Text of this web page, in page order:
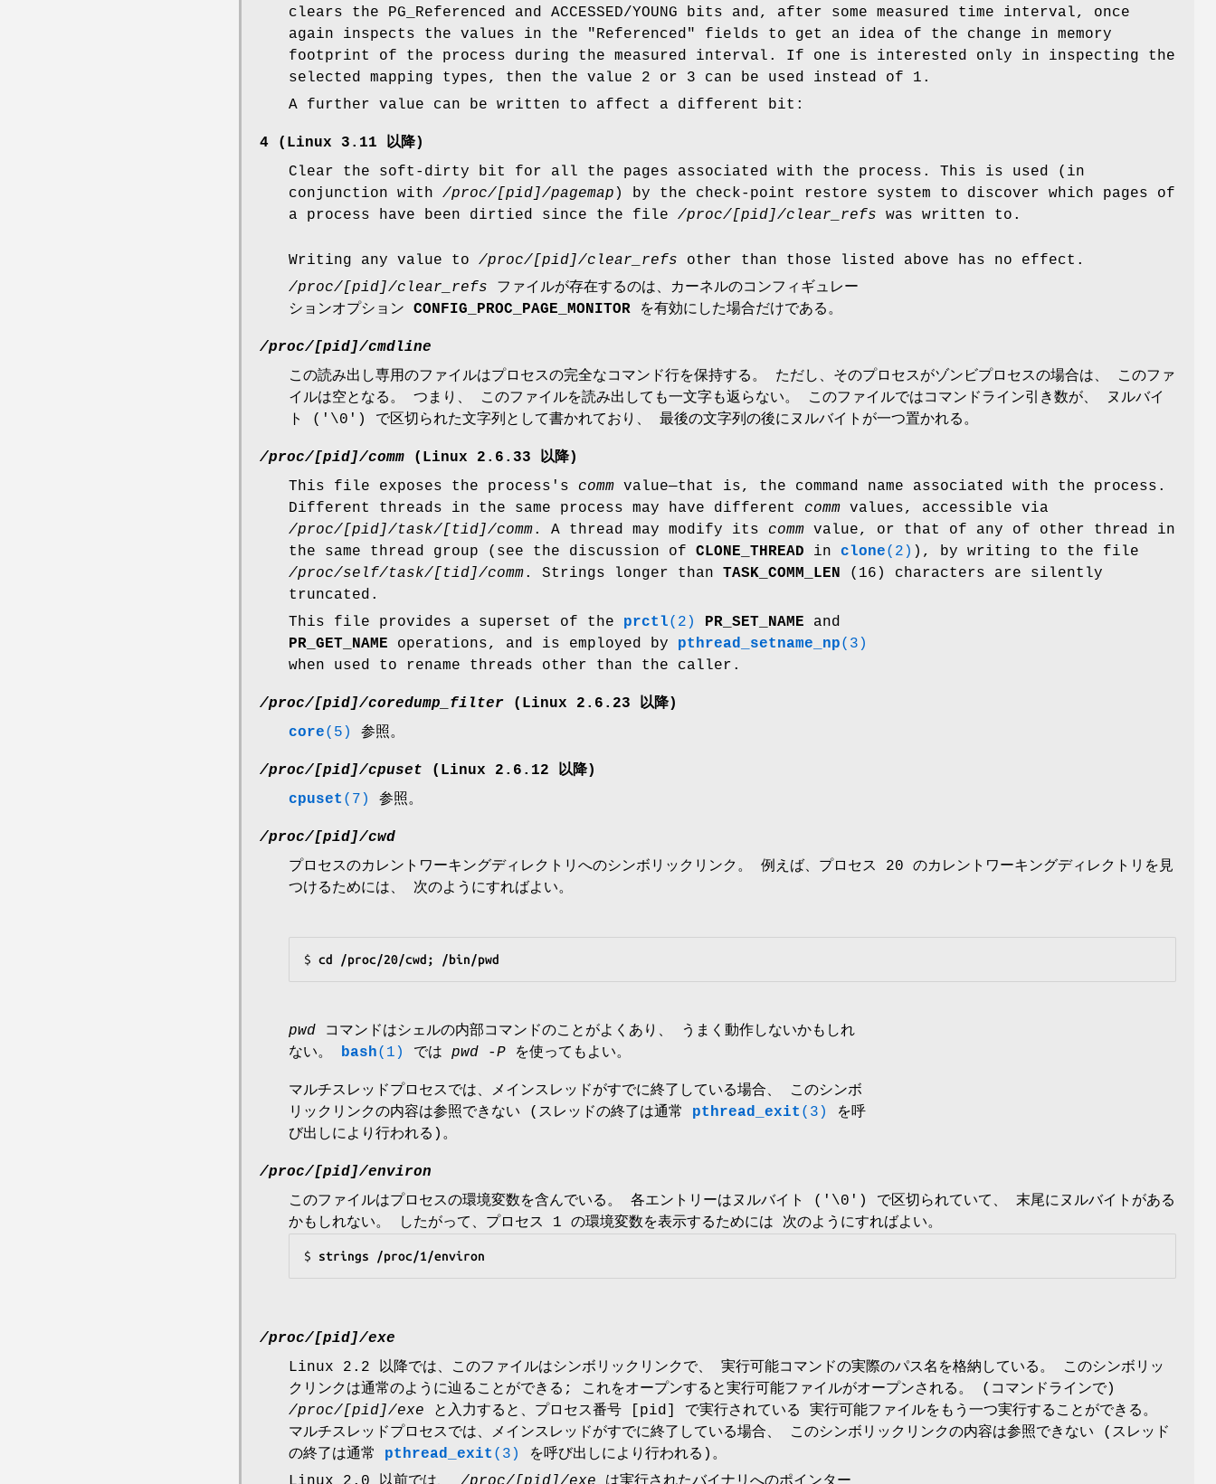
clears the PG_Referenced and ACCESSED/YOUNG bits and, after some measured time interval, once
again inspects the values in the "Referenced" fields to get an idea of the change in memory
footprint of the process during the measured interval. If one is interested only in inspecting the
selected mapping types, then the value 2 or 3 can be used instead of 1.
A further value can be written to affect a different bit:
4 (Linux 3.11 以降)
Clear the soft-dirty bit for all the pages associated with the process. This is used (in
conjunction with /proc/[pid]/pagemap ) by the check-point restore system to discover which pages of
a process have been dirtied since the file /proc/[pid]/clear_refs was written to.
Writing any value to /proc/[pid]/clear_refs other than those listed above has no effect.
/proc/[pid]/clear_refs ファイルが存在するのは、カーネルのコンフィギュレー
ションオプション CONFIG_PROC_PAGE_MONITOR を有効にした場合だけである。
/proc/[pid]/cmdline
この読み出し専用のファイルはプロセスの完全なコマンド行を保持する。 ただし、そのプロセスがゾンビプロセスの場合は、 このファ
イルは空となる。 つまり、 このファイルを読み出しても一文字も返らない。 このファイルではコマンドライン引き数が、 ヌルバイ
ト ('\0') で区切られた文字列として書かれており、 最後の文字列の後にヌルバイトが一つ置かれる。
/proc/[pid]/comm (Linux 2.6.33 以降)
This file exposes the process's comm value—that is, the command name associated with the process.
Different threads in the same process may have different comm values, accessible via
/proc/[pid]/task/[tid]/comm. A thread may modify its comm value, or that of any of other thread in
the same thread group (see the discussion of CLONE_THREAD in clone(2) ), by writing to the file
/proc/self/task/[tid]/comm. Strings longer than TASK_COMM_LEN (16) characters are silently
truncated.
This file provides a superset of the prctl(2) PR_SET_NAME and
PR_GET_NAME operations, and is employed by pthread_setname_np(3)
when used to rename threads other than the caller.
/proc/[pid]/coredump_filter (Linux 2.6.23 以降)
core(5) 参照。
/proc/[pid]/cpuset (Linux 2.6.12 以降)
cpuset (7) 参照。
/proc/[pid]/cwd
プロセスのカレントワーキングディレクトリへのシンボリックリンク。 例えば、プロセス 20 のカレントワーキングディレクトリを見
つけるためには、 次のようにすればよい。
$ cd /proc/20/cwd; /bin/pwd
pwd コマンドはシェルの内部コマンドのことがよくあり、 うまく動作しないかもしれ
ない。 bash(1) では pwd -P を使ってもよい。
マルチスレッドプロセスでは、メインスレッドがすでに終了している場合、 このシンボ
リックリンクの内容は参照できない (スレッドの終了は通常 pthread_exit (3)
を呼
び出しにより行われる)。
/proc/[pid]/environ
このファイルはプロセスの環境変数を含んでいる。 各エントリーはヌルバイト ('\0') で区切られていて、 末尾にヌルバイトがある
かもしれない。 したがって、プロセス 1 の環境変数を表示するためには 次のようにすればよい。
$ strings /proc/1/environ
/proc/[pid]/exe
Linux 2.2 以降では、このファイルはシンボリックリンクで、 実行可能コマンドの実際のパス名を格納している。 このシンボリッ
クリンクは通常のように辿ることができる; これをオープンすると実行可能ファイルがオープンされる。 (コマンドラインで)
/proc/[pid]/exe と入力すると、プロセス番号 [pid] で実行されている 実行可能ファイルをもう一つ実行することができる。
マルチスレッドプロセスでは、メインスレッドがすでに終了している場合、 このシンボリックリンクの内容は参照できない (スレッド
の終了は通常 pthread_exit (3)
を呼び出しにより行われる)。